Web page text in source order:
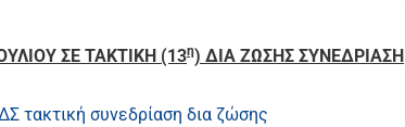
ΣΕ ΤΑΚΤΙΚΗ (13η) ΔΙΑ ΖΩΣΗΣ ΣΥΝΕΔΡΙΑΣΗ
τακτική συνεδρίαση δια ζώσης